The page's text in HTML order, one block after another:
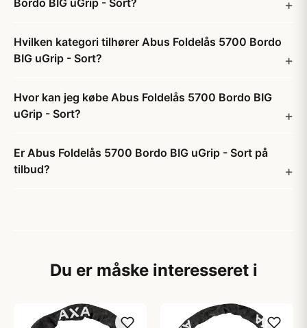
Bordo BIG uGrip - Sort?
Hvilken kategori tilhører Abus Foldelås 5700 Bordo
BIG uGrip - Sort?
Hvor kan jeg købe Abus Foldelås 5700 Bordo BIG
uGrip - Sort?
Er Abus Foldelås 5700 Bordo BIG uGrip - Sort på
tilbud?
Du er måske interesseret i